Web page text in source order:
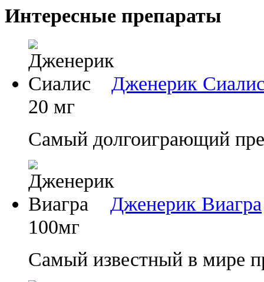
Интересные препараты
Дженерик
20 мг
Самый долгоиграющий
Дженерик Виагра
100мг
Самый известный в мире